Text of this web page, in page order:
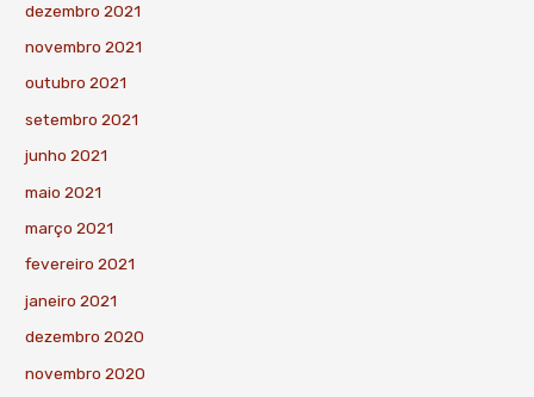
dezembro 2021
novembro 2021
outubro 2021
setembro 2021
junho 2021
maio 2021
março 2021
fevereiro 2021
janeiro 2021
dezembro 2020
novembro 2020